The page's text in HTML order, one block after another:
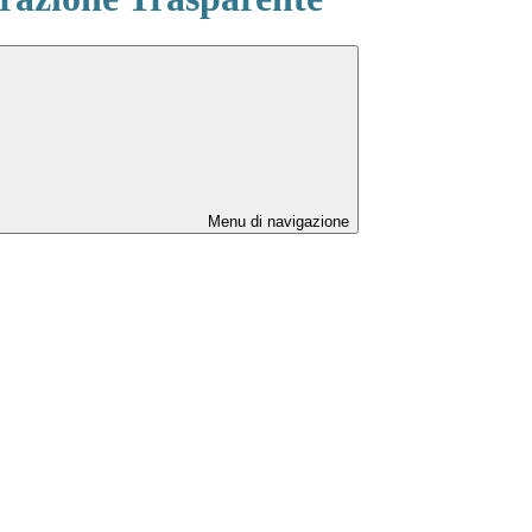
Menu di navigazione